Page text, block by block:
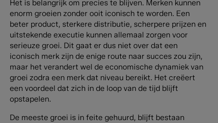
Het is belangrijk om precies te blijven. Merken kunnen
enorm groeien zonder ooit iconisch te worden. Een
beter product, sterkere distributie, scherpere prijzen en
uitstekende executie kunnen allemaal zorgen voor
serieuze groei. Dit gaat er dus niet over dat een
iconisch merk zijn de enige route naar succes zou zijn,
maar het verandert wel de economische dynamiek van
groei zodra een merk dat niveau bereikt. Het creëert
een voordeel dat zich in de loop van de tijd blijft
opstapelen.
De meeste groei is in feite gehuurd, blijft bestaan